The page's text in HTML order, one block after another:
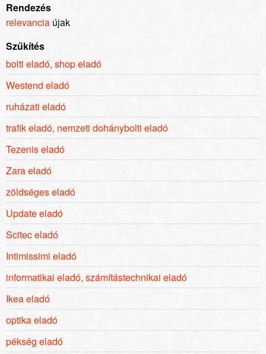
Rendezés
relevancia újak
Szűkítés
bolti eladó, shop eladó
Westend eladó
ruházati eladó
trafik eladó, nemzeti dohánybolti eladó
Tezenis eladó
Zara eladó
zöldséges eladó
Update eladó
Scitec eladó
Intimissimi eladó
informatikai eladó, számítástechnikai eladó
Ikea eladó
optika eladó
pékség eladó